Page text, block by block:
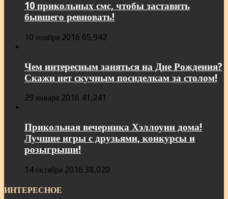
10 прикольных смс, чтобы заставить
бывшего ревновать!
10 ноября 2016 65,942
Чем интересным заняться на Дне Рождения?
Скажи нет скучным посиделкам за столом!
29 января 2016 41,241
Прикольная вечеринка Хэллоуин дома!
Лучшие игры с друзьями, конкурсы и
розыгрыши!
14 октября 2016 38,020
ИНТЕРЕСНОЕ